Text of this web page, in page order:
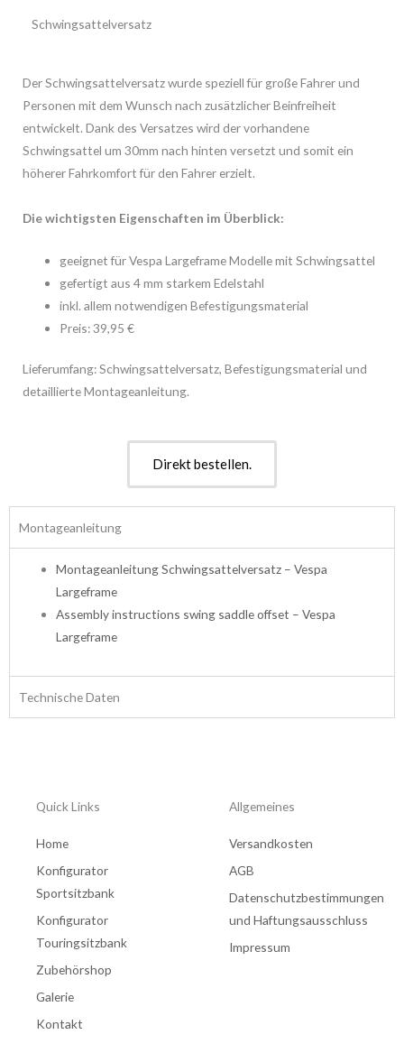
Schwingsattelversatz
Der Schwingsattelversatz wurde speziell für große Fahrer und
Personen mit dem Wunsch nach zusätzlicher Beinfreiheit
entwickelt. Dank des Versatzes wird der vorhandene
Schwingsattel um 30mm nach hinten versetzt und somit ein
höherer Fahrkomfort für den Fahrer erzielt.
Die wichtigsten Eigenschaften im Überblick:
geeignet für Vespa Largeframe Modelle mit Schwingsattel
gefertigt aus 4 mm starkem Edelstahl
inkl. allem notwendigen Befestigungsmaterial
Preis: 39,95 €
Lieferumfang: Schwingsattelversatz, Befestigungsmaterial und
detaillierte Montageanleitung.
Direkt bestellen.
Montageanleitung
Montageanleitung Schwingsattelversatz – Vespa
Largeframe
Assembly instructions swing saddle offset – Vespa
Largeframe
Technische Daten
Quick Links
Home
Konfigurator
Sportsitzbank
Konfigurator
Touringsitzbank
Zubehörshop
Galerie
Kontakt
Allgemeines
Versandkosten
AGB
Datenschutzbestimmungen
und Haftungsausschluss
Impressum